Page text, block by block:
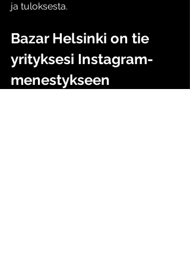
ja tuloksesta.
Bazar Helsinki on tie
yrityksesi Instagram-
menestykseen